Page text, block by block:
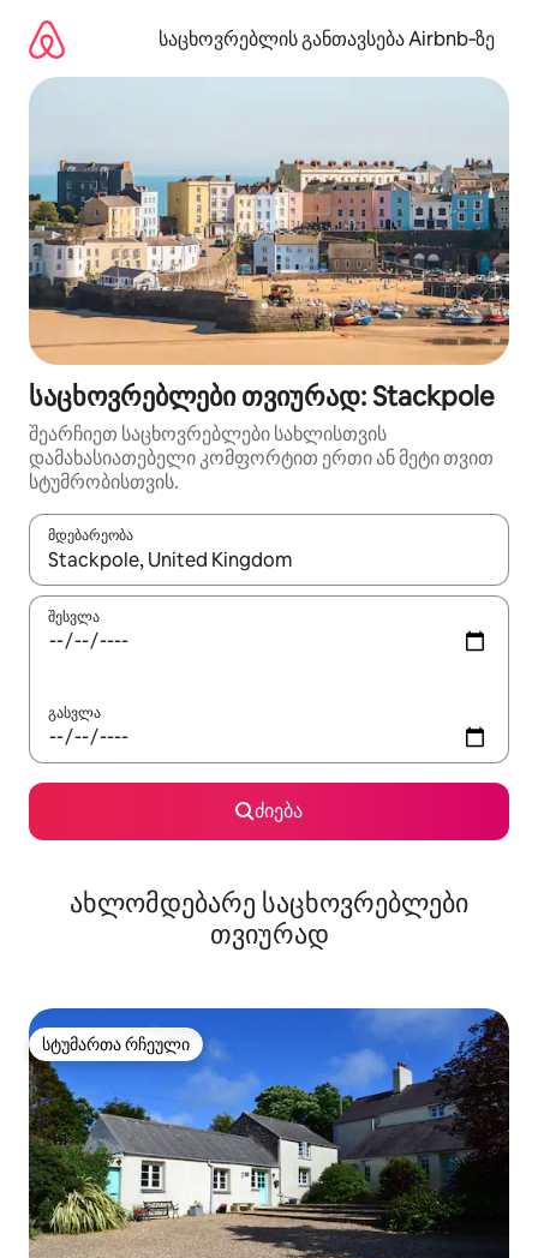
გადასვლა
საცხოვრებლის განთავსება Airbnb‑ზე
საცხოვრებლები თვიურად: Stackpole
შეარჩიეთ საცხოვრებლები სახლისთვის
დამახასიათებელი კომფორტით ერთი ან მეტი თვით
სტუმრობისთვის.
მდებარეობა
როცა შედეგები ხელმისაწვდომი გახდება, ნავიგაციისთვის
შესვლა
გასვლა
ძიება
ახლომდებარე საცხოვრებლები
თვიურად
სტუმართა რჩეული
სტუმართა რჩეული